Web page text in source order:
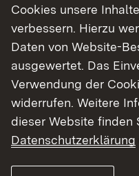
Finde dein Studium
Cookies unsere
verbessern. Hierzu
Daten von Website-
ausgewertet. Das
Verwendung der
widerrufen. Weitere
dieser Website finden
Datenschutzerklärung